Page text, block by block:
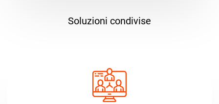
Soluzioni condivise